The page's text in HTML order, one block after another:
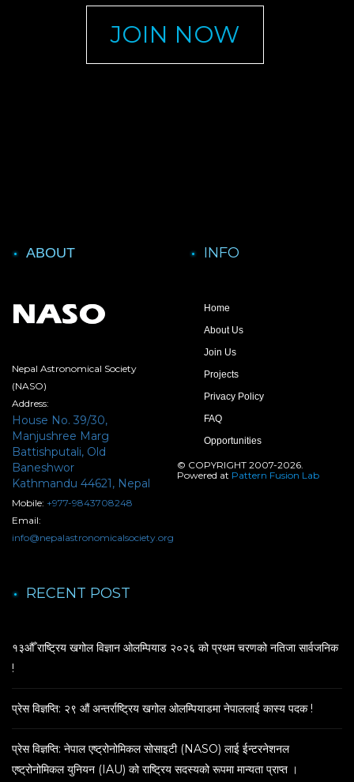
JOIN NOW
ABOUT
Nepal Astronomical Society
(NASO)
Address:
House No. 39/30,
Manjushree Marg
Battishputali, Old
Baneshwor
Kathmandu 44621, Nepal
Mobile: +977-9843708248
Email:
info@nepalastronomicalsociety.org
INFO
Home
About Us
Join Us
Projects
Privacy Policy
FAQ
Opportunities
RECENT POST
१३औँ राष्ट्रिय खगोल विज्ञान ओलम्पियाड २०२६ को प्रथम चरणको नतिजा सार्वजनिक
!
प्रेस विज्ञप्ति: २९ औं अन्तर्राष्ट्रिय खगोल ओलम्पियाडमा नेपाललाई कास्य पदक !
प्रेस विज्ञप्ति: नेपाल एष्ट्रोनोमिकल सोसाइटी (NASO) लाई ईन्टरनेशनल
एष्ट्रोनोमिकल युनियन (IAU) को राष्ट्रिय सदस्यको रूपमा मान्यता प्राप्त ।
© COPYRIGHT 2007-2026.
Powered at Pattern Fusion Lab